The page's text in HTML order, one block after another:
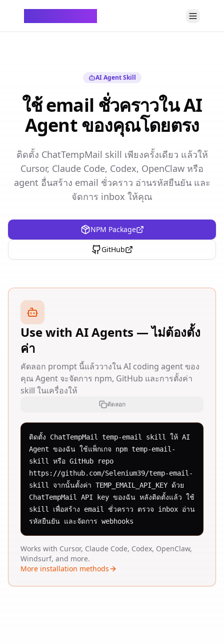
AI Agent Skill
ใช้ email ชั่วคราวใน AI
Agent ของคุณโดยตรง
ติดตั้ง ChatTempMail skill เพียงครั้งเดียว แล้วให้
Cursor, Claude Code, Codex, OpenClaw หรือ
agent อื่นสร้าง email ชั่วคราว อ่านรหัสยืนยัน และ
จัดการ inbox ให้คุณ
NPM Package
GitHub
Use with AI Agents — ไม่ต้องตั้ง
ค่า
คัดลอก prompt นี้แล้ววางใน AI coding agent ของ
คุณ Agent จะจัดการ npm, GitHub และการตั้งค่า
skill ในเครื่องให้
คัดลอก
ติดตั้ง ChatTempMail temp-email skill ให้ AI
Agent ของฉัน ใช้แพ็กเกจ npm temp-email-
skill หรือ GitHub repo
https://github.com/Selenium39/temp-email-
skill จากนั้นตั้งค่า TEMP_EMAIL_API_KEY ด้วย
ChatTempMail API key ของฉัน หลังติดตั้งแล้ว ใช้
skill เพื่อสร้าง email ชั่วคราว ตรวจ inbox อ่าน
รหัสยืนยัน และจัดการ webhooks
Works with Cursor, Claude Code, Codex, OpenClaw,
Windsurf, and more.
More installation methods